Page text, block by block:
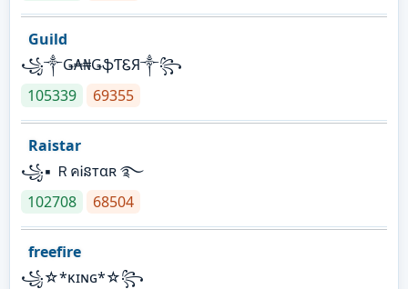
Guild
꧁༒Ǥ₳₦ǤֆƬᏋЯ༒꧂
105339
69355
Raistar
꧁▪ ＲคᎥនтαʀ ࿐
102708
68504
freefire
꧁☆*κɪɴɢ*☆꧂